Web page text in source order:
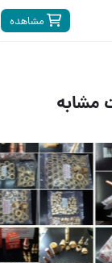
مشاهده
مشابه